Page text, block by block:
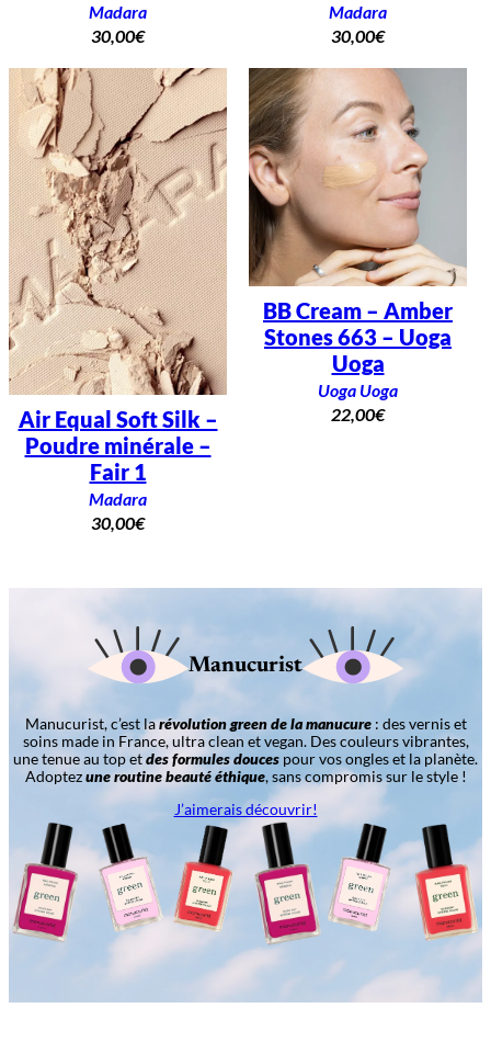
Madara
30,00€
Madara
30,00€
Air Equal Soft Silk –
Poudre minérale –
Fair 1
Madara
30,00€
BB Cream – Amber
Stones 663 – Uoga
Uoga
Uoga Uoga
22,00€
Manucurist
Manucurist, c’est larévolution green de la manucure: des vernis et
soins made in France, ultra clean et vegan. Des couleurs vibrantes,
une tenue au top etdes formules douces pour vos ongles et la planète.
Adoptezune routine beauté éthique, sans compromis sur le style !
J’aimerais découvrir!